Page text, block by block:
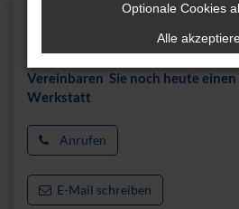
SERVICETERMIN
Vereinbaren Sie noch heute
Werkstatt
Anrufen
E-Mail schreiben
Optionale Cookies
Alle